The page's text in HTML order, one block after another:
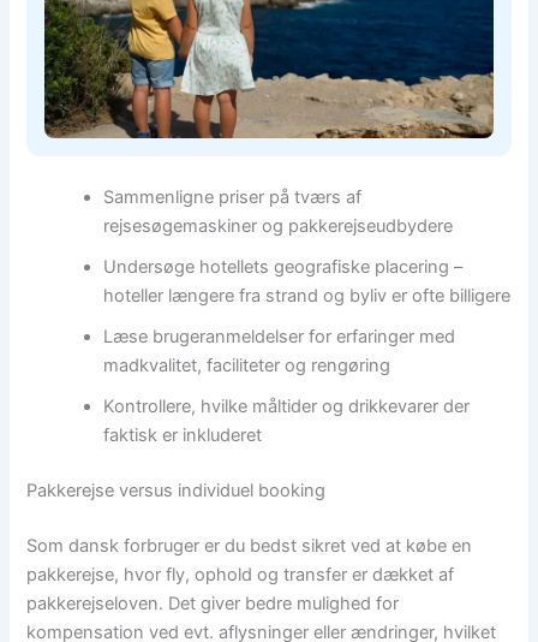
Sammenligne priser på tværs af
rejsesøgemaskiner og pakkerejseudbydere
Undersøge hotellets geografiske placering –
hoteller længere fra strand og byliv er ofte billigere
Læse brugeranmeldelser for erfaringer med
madkvalitet, faciliteter og rengøring
Kontrollere, hvilke måltider og drikkevarer der
faktisk er inkluderet
Pakkerejse versus individuel booking
Som dansk forbruger er du bedst sikret ved at købe en
pakkerejse, hvor fly, ophold og transfer er dækket af
pakkerejseloven. Det giver bedre mulighed for
kompensation ved evt. aflysninger eller ændringer, hvilket